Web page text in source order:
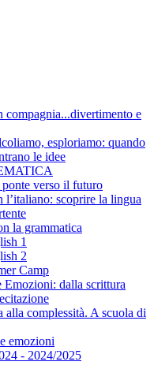
compagnia...divertimento e
esploriamo: quando
le idee
verso il futuro
l’italiano: scoprire la lingua
la grammatica
1
2
Camp
Emozioni: dalla scrittura
alla complessità. A scuola di
emozioni
- 2024/2025